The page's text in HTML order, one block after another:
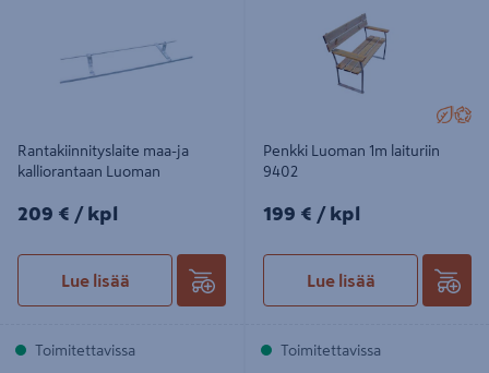
Rantakiinnityslaite maa-ja
kalliorantaan Luoman
209€/kpl
209 € / kpl
Lue lisää
Toimitettavissa
Penkki Luoman 1m laituriin
9402
199€/kpl
199 € / kpl
Lue lisää
Toimitettavissa